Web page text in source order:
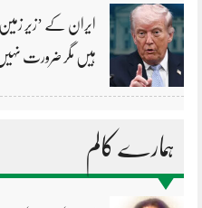
ایران کے ’زیر زمین
ہیں مگر ضرورت
ہمارے کالم